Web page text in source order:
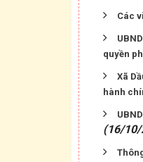
Các
quyền
Xã
hành
(16/